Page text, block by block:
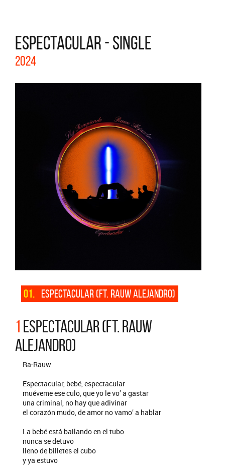
ESPECTACULAR - SINGLE
2024
01. ESPECTACULAR (FT. RAUW ALEJANDRO)
1 ESPECTACULAR (FT. RAUW
ALEJANDRO)
Ra-Rauw
Espectacular, bebé, espectacular
muéveme ese culo, que yo le vo’ a gastar
una criminal, no hay que adivinar
el corazón mudo, de amor no vamo’ a hablar
La bebé está bailando en el tubo
nunca se detuvo
lleno de billetes el cubo
y ya estuvo